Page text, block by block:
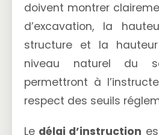
doivent montrer
d’excavation, la
structure et la
niveau naturel du
permettront à
respect des seuils
Le délai d’instruction